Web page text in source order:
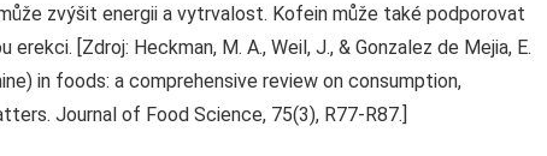
zvýšit energii a vytrvalost. Kofein může také podporovat
[Zdroj: Heckman, M. A., Weil, J., & Gonzalez de Mejia, E.
in foods: a comprehensive review on consumption,
Journal of Food Science, 75(3), R77-R87.]